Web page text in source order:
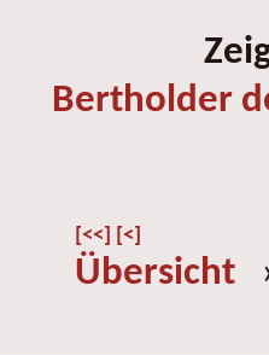
Bertholder
[<<] [<]
Übersicht